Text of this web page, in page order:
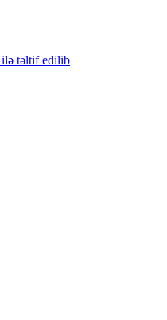
təltif edilib